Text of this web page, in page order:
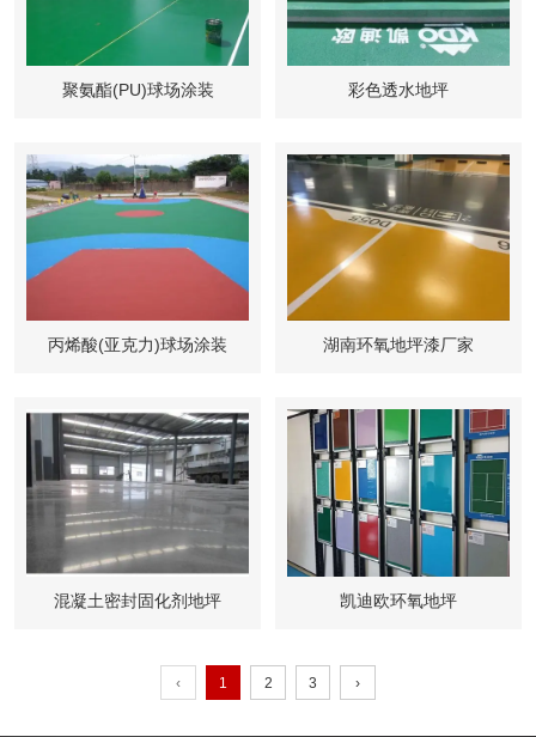
聚氨酯(PU)球场涂装 彩色透水地坪
丙烯酸(亚克力)球场涂装 湖南环氧地坪漆厂家
混凝土密封固化剂地坪 凯迪欧环氧地坪
‹ 1 2 3 ›